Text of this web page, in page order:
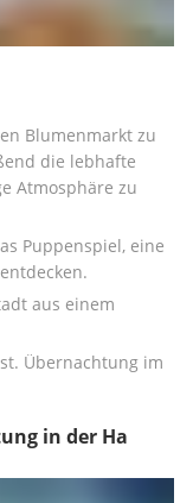
Blumenmarkt zu
die lebhafte
Atmosphäre zu
Puppenspiel, eine
aus einem
Übernachtung im
in der Ha